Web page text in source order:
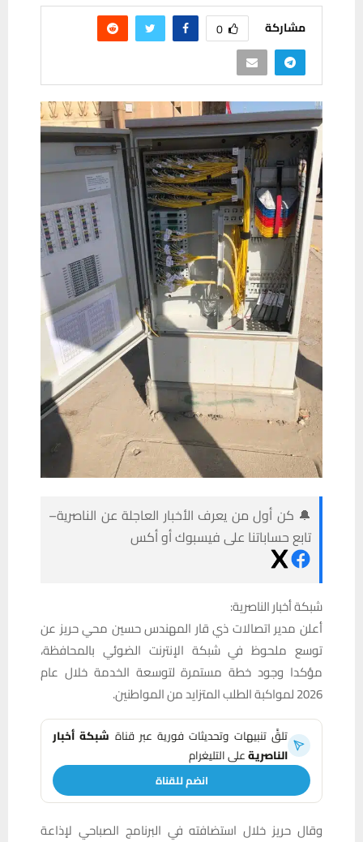
مشاركة 0
🔔 كن أول من يعرف الأخبار العاجلة عن الناصرية–
تابع حساباتنا على فيسبوك أو أكس
شبكة أخبار الناصرية:
أعلن مدير اتصالات ذي قار المهندس حسين محي حريز عن
توسع ملحوظ في شبكة الإنترنت الضوئي بالمحافظة،
مؤكدا وجود خطة مستمرة لتوسعة الخدمة خلال عام
2026 لمواكبة الطلب المتزايد من المواطنين.
تلقَّ تنبيهات وتحديثات فورية عبر قناة شبكة أخبار
الناصريةعلى التليغرام
انضم للقناة
وقال حريز خلال استضافته في البرنامج الصباحي لإذاعة